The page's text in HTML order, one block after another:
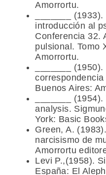
Amorrortu.
_______
introducción al
Conferencia 32.
pulsional. Tomo
Amorrortu.
_______
Buenos Aires:
_______
analysis.
York: Basic
Green, A.
narcisismo de
Amorrortu
Levi P.,(1958).
España: El